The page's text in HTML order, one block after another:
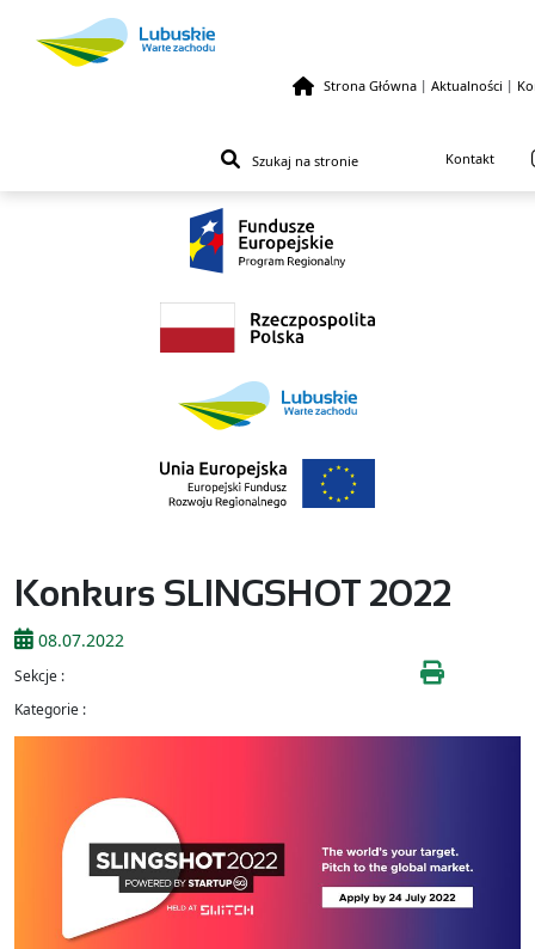
Strona Główna| Aktualności |
Kontakt
Konkurs SLINGSHOT 2022
08.07.2022
Sekcje :
Kategorie :